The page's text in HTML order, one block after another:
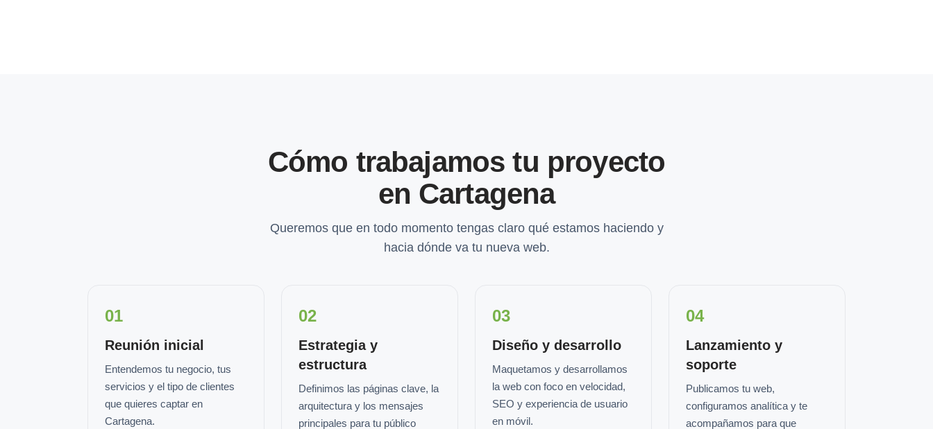
Cómo trabajamos tu proyecto
en Cartagena
Queremos que en todo momento tengas claro qué estamos haciendo y
hacia dónde va tu nueva web.
01
Reunión inicial
Entendemos tu negocio, tus
servicios y el tipo de clientes
que quieres captar en
Cartagena.
02
Estrategia y
estructura
Definimos las páginas clave, la
arquitectura y los mensajes
principales para tu público
03
Diseño y desarrollo
Maquetamos y desarrollamos
la web con foco en velocidad,
SEO y experiencia de usuario
en móvil.
04
Lanzamiento y
soporte
Publicamos tu web,
configuramos analítica y te
acompañamos para que